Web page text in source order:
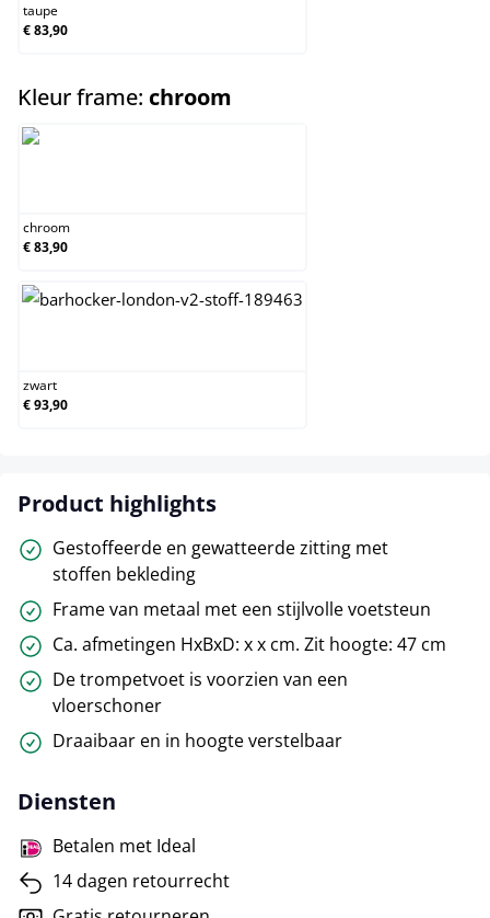
taupe
€ 83,90
Kleur frame: chroom
chroom
€ 83,90
zwart
€ 93,90
Product highlights
Gestoffeerde en gewatteerde zitting met
stoffen bekleding
Frame van metaal met een stijlvolle voetsteun
Ca. afmetingen HxBxD: x x cm. Zit hoogte: 47 cm
De trompetvoet is voorzien van een
vloerschoner
Draaibaar en in hoogte verstelbaar
Diensten
Betalen met Ideal
14 dagen retourrecht